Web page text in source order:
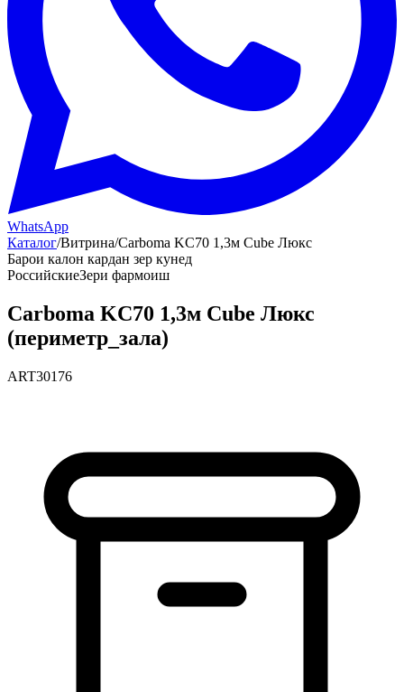
WhatsApp
Каталог/Витрина/Carboma KC70 1,3м Cube Люкс
Барои калон кардан зер кунед
РоссийскиеЗери фармоиш
Carboma KC70 1,3м Cube Люкс
(периметр_зала)
ART30176